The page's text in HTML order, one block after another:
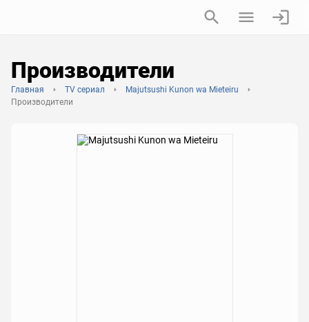
Производители
Главная TV сериал
Majutsushi Kunon wa Mieteiru
Производители